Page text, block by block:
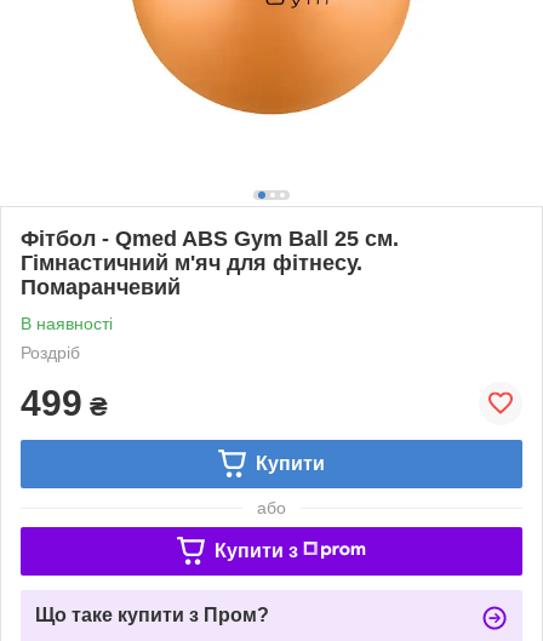
Фітбол - Qmed ABS Gym Ball 25 см.
Гімнастичний м'яч для фітнесу.
Помаранчевий
В наявності
Роздріб
499 ₴
Купити
або
Купити з
Що таке купити з Пром?